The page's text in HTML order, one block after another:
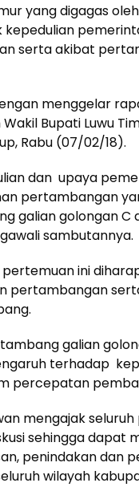
yang digagas
kepedulian
serta akibat
menggelar
Bupati Luwu
Rabu (07/02/18).
dan upaya
pertambangan
galian golongan C
sambutannya.
ini
pertambangan
galian
terhadap
percepatan
mengajak
sehingga dapat
penindakan dan
wilayah